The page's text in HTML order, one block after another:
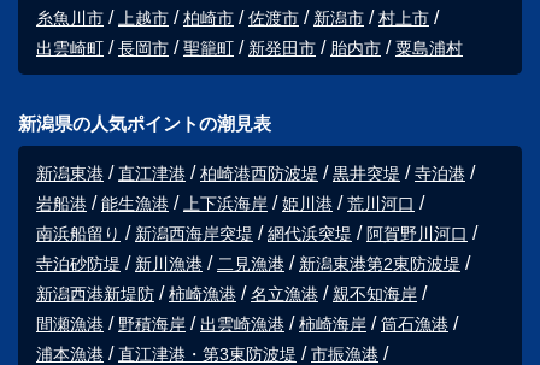
糸魚川市 上越市 柏崎市 佐渡市 新潟市
村上市
出雲崎町
長岡市 聖籠町 新発田市 胎内市 粟島浦村
新潟県の人気ポイントの潮見表
新潟東港 直江津港 柏崎港西防波堤 黒井突堤
寺泊港
岩船港
能生漁港 上下浜海岸 姫川港
荒川河口
南浜船留り
新潟西海岸突堤 網代浜突堤
阿賀野川河口
寺泊砂防堤
新川漁港 二見漁港
新潟東港第2東防波堤
新潟西港新堤防
柿崎漁港 名立漁港
親不知海岸
間瀬漁港
野積海岸 出雲崎漁港 柿崎海岸
筒石漁港
浦本漁港
直江津港・第3東防波堤
市振漁港